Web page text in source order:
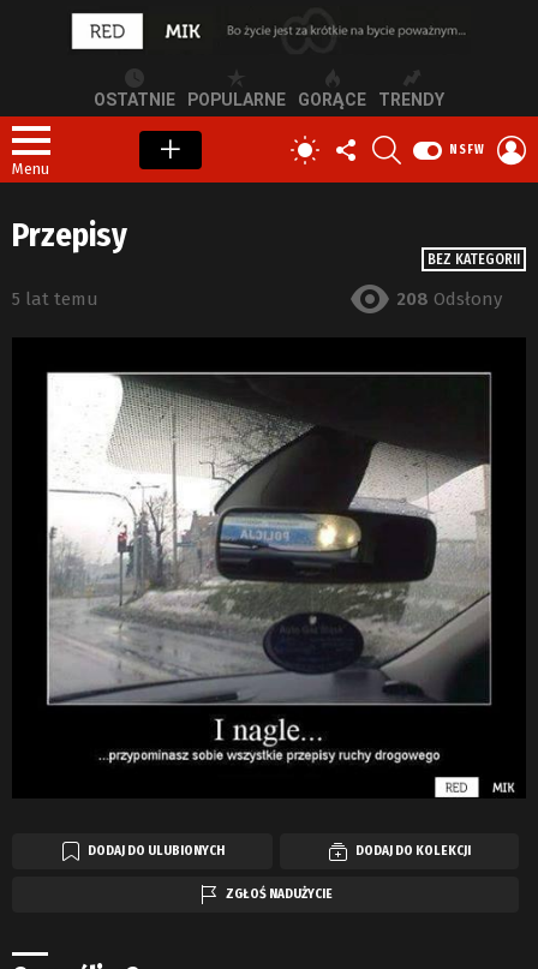
OSTATNIE POPULARNE GORĄCE TRENDY
Menu
PRZEŁĄCZ
SKÓRKĘ
OBSERWUJ
NAS
NSFW
BEZ KATEGORII
Przepisy
5 lat temu 208 Odsłony
DODAJ DO ULUBIONYCH DODAJ DO KOLEKCJI
ZGŁOŚ NADUŻYCIE